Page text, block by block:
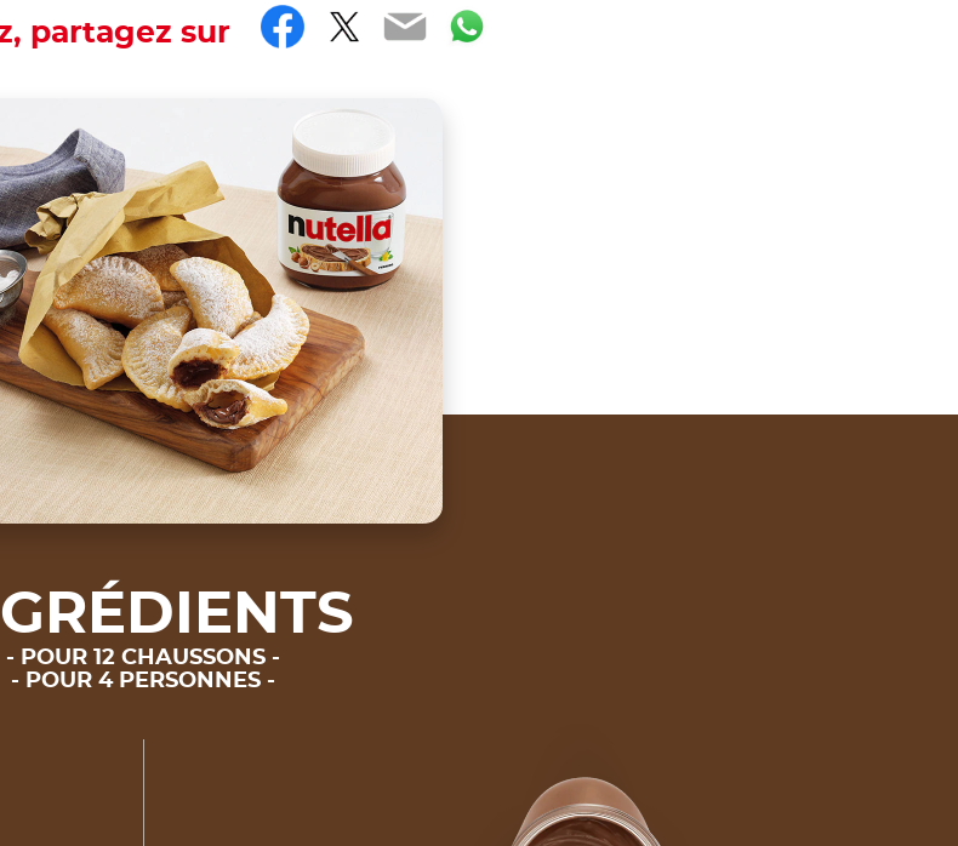
partagez sur Facebook
Twitter
EmailWhatsApp
#nutellarecipe
Nutella®are delicious and really easy. They are perfect as a casual but special snack with
POUR 12 CHAUSSONS
POUR 4 PERSONNES